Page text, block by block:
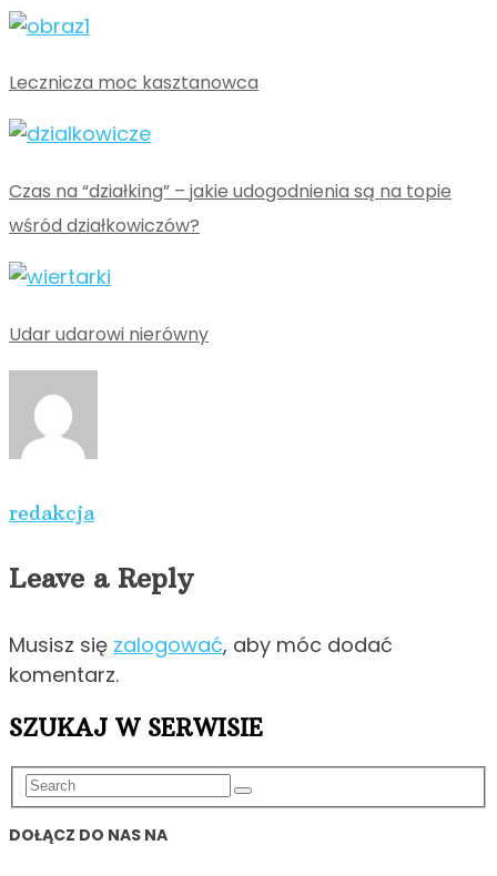
Lecznicza moc kasztanowca
Czas na “działking” – jakie udogodnienia są na topie
wśród działkowiczów?
Udar udarowi nierówny
redakcja
Leave a Reply
Musisz się zalogować, aby móc dodać
komentarz.
SZUKAJ W SERWISIE
DOŁĄCZ DO NAS NA